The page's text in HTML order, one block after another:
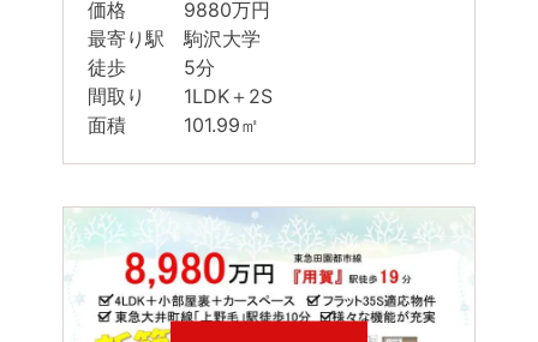
価格 9880万円
最寄り駅 駒沢大学
徒歩 5分
間取り 1LDK＋2S
面積 101.99㎡